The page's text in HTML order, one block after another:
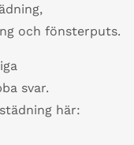
och fönsterputs.
svar.
här: